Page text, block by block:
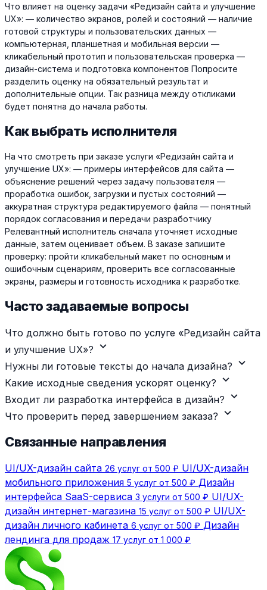
Что влияет на оценку задачи «Редизайн сайта и улучшение
UX»: — количество экранов, ролей и состояний — наличие
готовой структуры и пользовательских данных —
компьютерная, планшетная и мобильная версии —
кликабельный прототип и пользовательская проверка —
дизайн-система и подготовка компонентов Попросите
разделить оценку на обязательный результат и
дополнительные опции. Так разница между откликами
будет понятна до начала работы.
Как выбрать исполнителя
На что смотреть при заказе услуги «Редизайн сайта и
улучшение UX»: — примеры интерфейсов для сайта —
объяснение решений через задачу пользователя —
проработка ошибок, загрузки и пустых состояний —
аккуратная структура редактируемого файла — понятный
порядок согласования и передачи разработчику
Релевантный исполнитель сначала уточняет исходные
данные, затем оценивает объем. В заказе запишите
проверку: пройти кликабельный макет по основным и
ошибочным сценариям, проверить все согласованные
экраны, размеры и готовность исходника к разработке.
Часто задаваемые вопросы
Что должно быть готово по услуге «Редизайн сайта
и улучшение UX»? expand_more
Нужны ли готовые тексты до начала дизайна? expand_more
Какие исходные сведения ускорят оценку? expand_more
Входит ли разработка интерфейса в дизайн? expand_more
Что проверить перед завершением заказа? expand_more
Связанные направления
UI/UX-дизайн сайта 26 услуг от 500 ₽ UI/UX-дизайн
мобильного приложения 5 услуг от 500 ₽ Дизайн
интерфейса SaaS-сервиса 3 услуги от 500 ₽ UI/UX-
дизайн интернет-магазина 15 услуг от 500 ₽ UI/UX-
дизайн личного кабинета 6 услуг от 500 ₽ Дизайн
лендинга для продаж 17 услуг от 1 000 ₽